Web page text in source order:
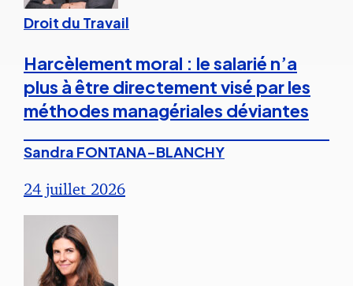
Droit du Travail
Harcèlement moral : le salarié n’a
plus à être directement visé par les
méthodes managériales déviantes
Sandra FONTANA-BLANCHY
24 juillet 2026